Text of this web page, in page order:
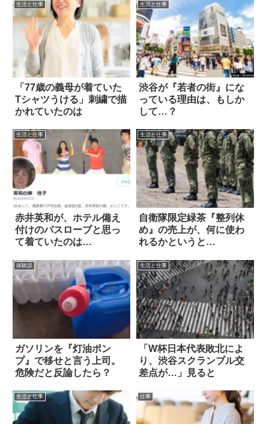
生活と仕事
「77歳の義母が着ていた
Tシャツうける」刺繍で描
かれていたのは
生活と仕事
渋谷が『若者の街』にな
っている理由は、もしか
して…？
生活と仕事
赤井英和が、ホテル備え
付けのバスローブと思っ
て着ていたのは…
生活と仕事
自衛隊限定緑茶『整列休
め』の売上が、何に使わ
れるかというと…
体験談
ガソリンを『灯油ポン
プ』で移せと言う上司。
危険だと反論したら？
生活と仕事
「W杯日本代表敗北によ
り、渋谷スクランブル交
差点が…」見ると
生活と仕事 仕事